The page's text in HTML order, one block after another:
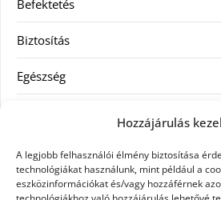
Hozzájárulás
A legjobb felhasználói élmény biztosítása
technológiákat használunk, mint például a
eszközinformációkat és/vagy hozzáférnek
Befektetés
Biztosítás
Egészség
Ingatlan
Művészetek és szórakozás